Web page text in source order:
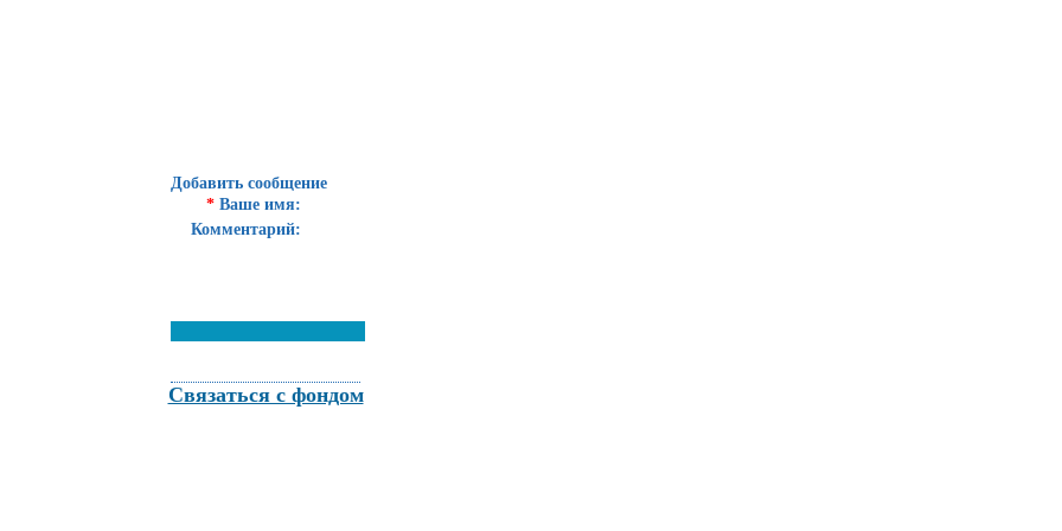
Добавить сообщение
* Ваше имя:
Комментарий:
Связаться с фондом